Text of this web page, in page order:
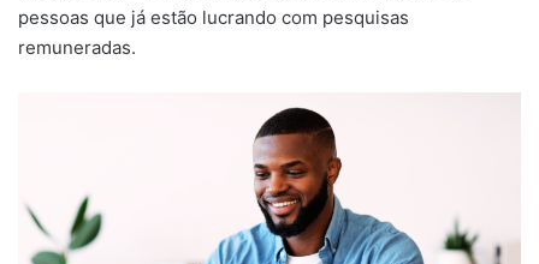
pessoas que já estão lucrando com pesquisas
remuneradas.